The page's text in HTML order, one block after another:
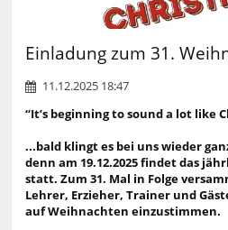
Einladung zum 31.
11.12.2025 18:47
“It’s beginning to sound a lot like
...bald klingt es bei uns wieder
denn am 19.12.2025 findet das
statt. Zum 31. Mal in Folge
Lehrer, Erzieher, Trainer und
auf Weihnachten einzustimmen.